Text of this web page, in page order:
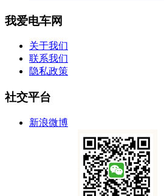
我爱电车网
关于我们
联系我们
隐私政策
社交平台
新浪微博